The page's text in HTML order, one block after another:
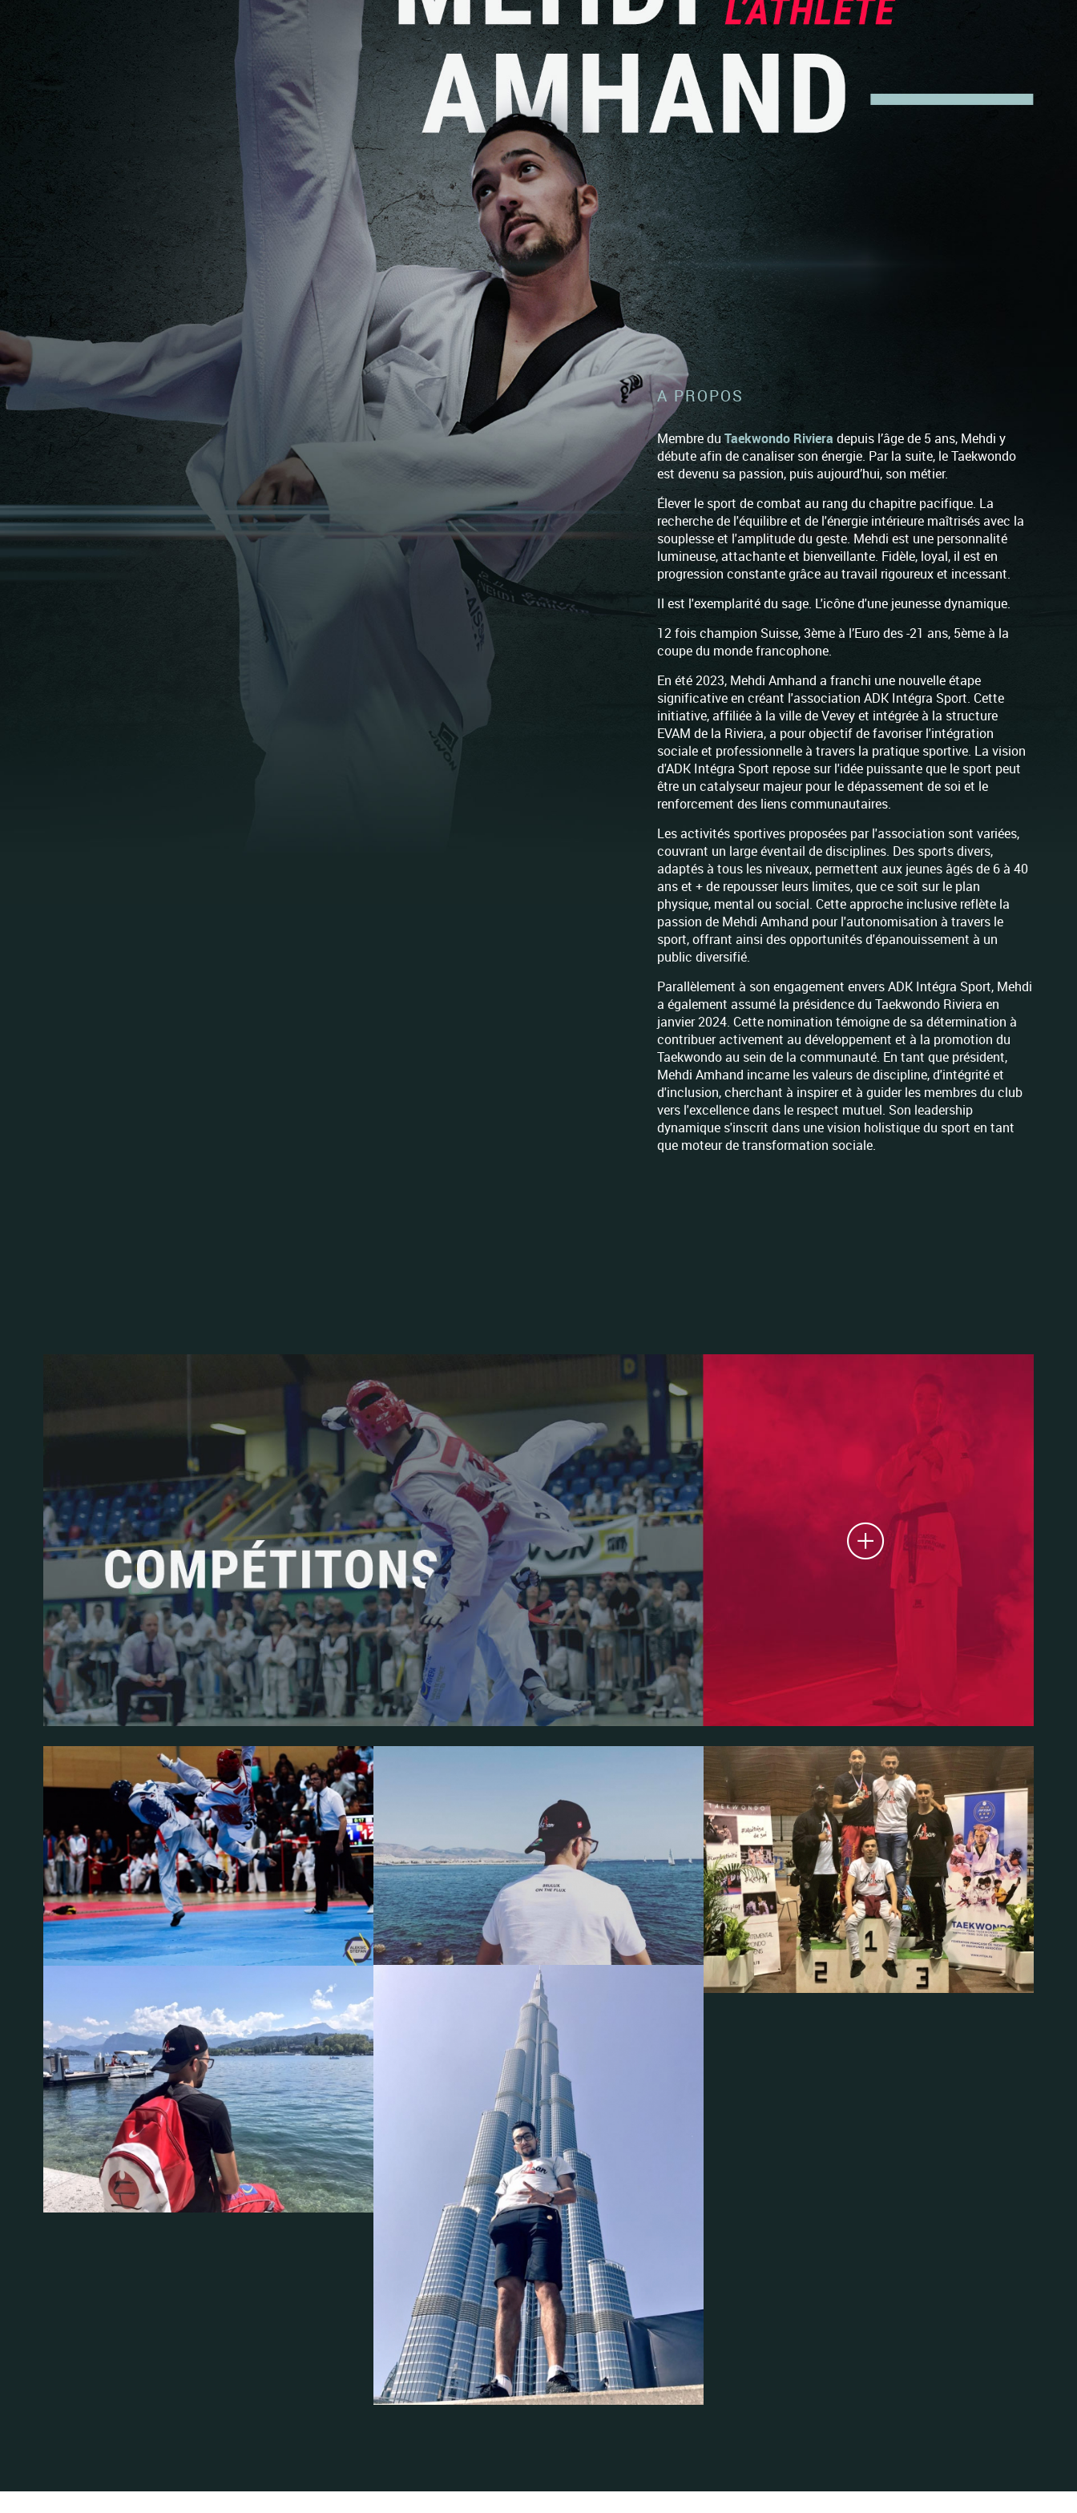
A PROPOS
Membre duTaekwondo Riviera depuis l’âge de 5 ans, Mehdi y
débute afin de canaliser son énergie. Par la suite, le Taekwondo
est devenu sa passion, puis aujourd’hui, son métier.
Élever le sport de combat au rang du chapitre pacifique. La
recherche de l'équilibre et de l'énergie intérieure maîtrisés avec la
souplesse et l'amplitude du geste. Mehdi est une personnalité
lumineuse, attachante et bienveillante. Fidèle, loyal, il est en
progression constante grâce au travail rigoureux et incessant.
Il est l'exemplarité du sage. L'icône d'une jeunesse dynamique.
12 fois champion Suisse, 3ème à l’Euro des -21 ans, 5ème à la
coupe du monde francophone.
En été 2023, Mehdi Amhand a franchi une nouvelle étape
significative en créant l'association ADK Intégra Sport. Cette
initiative, affiliée à la ville de Vevey et intégrée à la structure
EVAM de la Riviera, a pour objectif de favoriser l'intégration
sociale et professionnelle à travers la pratique sportive. La vision
d'ADK Intégra Sport repose sur l'idée puissante que le sport peut
être un catalyseur majeur pour le dépassement de soi et le
renforcement des liens communautaires.
Les activités sportives proposées par l'association sont variées,
couvrant un large éventail de disciplines. Des sports divers,
adaptés à tous les niveaux, permettent aux jeunes âgés de 6 à 40
ans et + de repousser leurs limites, que ce soit sur le plan
physique, mental ou social. Cette approche inclusive reflète la
passion de Mehdi Amhand pour l'autonomisation à travers le
sport, offrant ainsi des opportunités d'épanouissement à un
public diversifié.
Parallèlement à son engagement envers ADK Intégra Sport, Mehdi
a également assumé la présidence du Taekwondo Riviera en
janvier 2024. Cette nomination témoigne de sa détermination à
contribuer activement au développement et à la promotion du
Taekwondo au sein de la communauté. En tant que président,
Mehdi Amhand incarne les valeurs de discipline, d'intégrité et
d'inclusion, cherchant à inspirer et à guider les membres du club
vers l'excellence dans le respect mutuel. Son leadership
dynamique s'inscrit dans une vision holistique du sport en tant
que moteur de transformation sociale.